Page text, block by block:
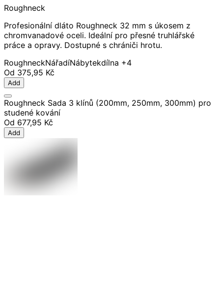
Roughneck
Profesionální dláto Roughneck 32 mm s úkosem z
chromvanadové oceli. Ideální pro přesné truhlářské
práce a opravy. Dostupné s chrániči hrotu.
RoughneckNářadíNábytekdílna +4
Od 375,95 Kč
Add
Roughneck Sada 3 klínů (200mm, 250mm, 300mm) pro
studené kování
Od 677,95 Kč
Add